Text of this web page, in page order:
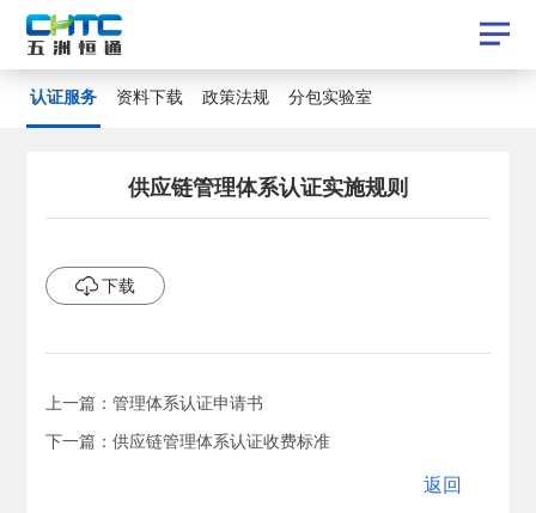
认证服务 资料下载 政策法规 分包实验室
供应链管理体系认证实施规则
下载
上一篇：管理体系认证申请书
下一篇：供应链管理体系认证收费标准
返回